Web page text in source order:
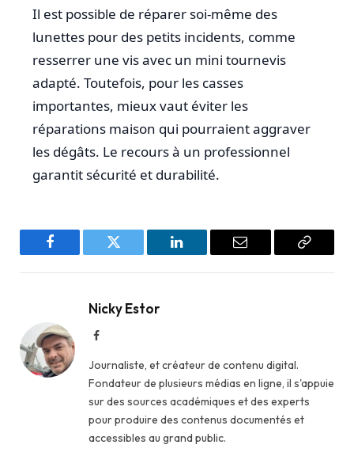
Il est possible de réparer soi-même des
lunettes pour des petits incidents, comme
resserrer une vis avec un mini tournevis
adapté. Toutefois, pour les casses
importantes, mieux vaut éviter les
réparations maison qui pourraient aggraver
les dégâts. Le recours à un professionnel
garantit sécurité et durabilité.
Facebook Twitter LinkedIn Email
Copy
Nicky Estor
Facebook
Journaliste, et créateur de contenu digital.
Fondateur de plusieurs médias en ligne, il s'appuie
sur des sources académiques et des experts
pour produire des contenus documentés et
accessibles au grand public.